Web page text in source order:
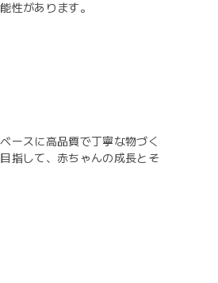
性があります。
ースに高品質で丁寧な物づく
指して、赤ちゃんの成長とそ